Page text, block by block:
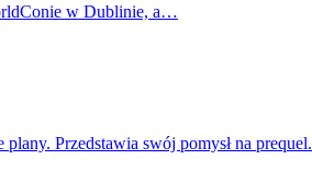
w Dublinie, a…
Przedstawia swój pomysł na prequel.